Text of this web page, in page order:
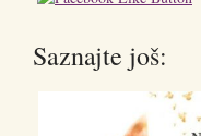
Saznajte još: